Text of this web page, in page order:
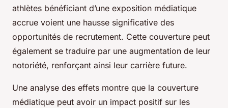
athlètes bénéficiant d’une exposition médiatique
accrue voient une hausse significative des
opportunités de recrutement. Cette couverture peut
également se traduire par une augmentation de leur
notoriété, renforçant ainsi leur carrière future.
Une analyse des effets montre que la couverture
médiatique peut avoir un impact positif sur les